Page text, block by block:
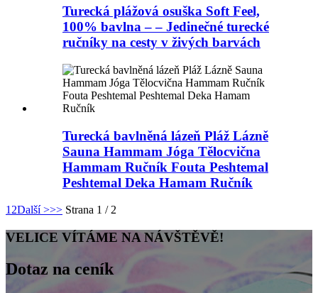
Turecká plážová osuška Soft Feel,
100% bavlna – – Jedinečné turecké
ručníky na cesty v živých barvách
Turecká bavlněná lázeň Pláž Lázně
Sauna Hammam Jóga Tělocvična
Hammam Ručník Fouta Peshtemal
Peshtemal Deka Hamam Ručník
1 2Další >>> Strana 1 / 2
VELICE VÍTÁME NA NÁVŠTĚVĚ!
Dotaz na ceník